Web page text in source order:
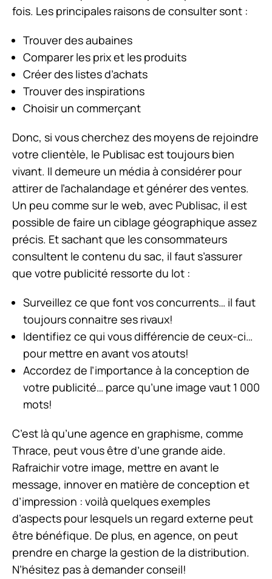
fois. Les principales raisons de consulter sont :
Trouver des aubaines
Comparer les prix et les produits
Créer des listes d’achats
Trouver des inspirations
Choisir un commerçant
Donc, si vous cherchez des moyens de rejoindre
votre clientèle, le Publisac est toujours bien
vivant. Il demeure un média à considérer pour
attirer de l’achalandage et générer des ventes.
Un peu comme sur le web, avec Publisac, il est
possible de faire un ciblage géographique assez
précis. Et sachant que les consommateurs
consultent le contenu du sac, il faut s’assurer
que votre publicité ressorte du lot :
Surveillez ce que font vos concurrents… il faut
toujours connaitre ses rivaux!
Identifiez ce qui vous différencie de ceux-ci…
pour mettre en avant vos atouts!
Accordez de l’importance à la conception de
votre publicité… parce qu’une image vaut 1 000
mots!
C’est là qu’une agence en graphisme, comme
Thrace, peut vous être d’une grande aide.
Rafraichir votre image, mettre en avant le
message, innover en matière de conception et
d’impression : voilà quelques exemples
d’aspects pour lesquels un regard externe peut
être bénéfique. De plus, en agence, on peut
prendre en charge la gestion de la distribution.
N’hésitez pas à demander conseil!